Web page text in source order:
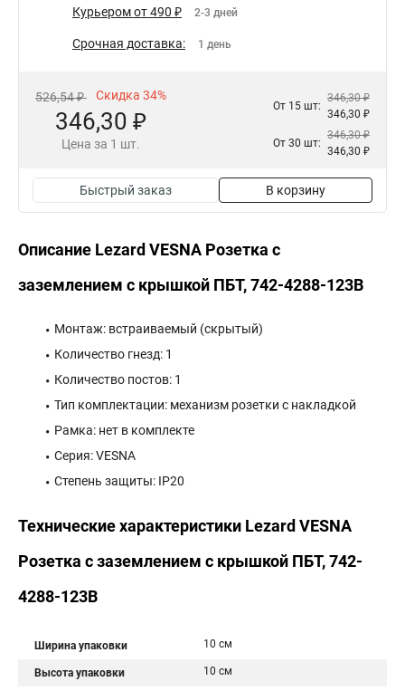
Курьером от 490 ₽ 2-3 дней
Срочная доставка: 1 день
526,54 ₽ Скидка 34%
346,30 ₽
Цена за 1 шт.
От 15 шт:
346,30 ₽
346,30 ₽
От 30 шт:
346,30 ₽
346,30 ₽
Быстрый заказ В корзину
Описание Lezard VESNA Розетка с
заземлением с крышкой ПБТ, 742-4288-123B
Монтаж: встраиваемый (скрытый)
Количество гнезд: 1
Количество постов: 1
Тип комплектации: механизм розетки с накладкой
Рамка: нет в комплекте
Серия: VESNA
Степень защиты: IP20
Технические характеристики Lezard VESNA
Розетка с заземлением с крышкой ПБТ, 742-
4288-123B
Ширина упаковки 10 см
Высота упаковки 10 см